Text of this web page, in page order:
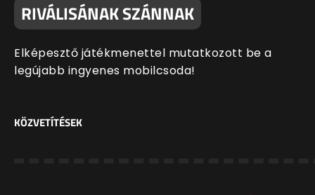
RIVÁLISÁNAK SZÁNNAK
Elképesztő játékmenettel mutatkozott be a
legújabb ingyenes mobilcsoda!
KÖZVETÍTÉSEK